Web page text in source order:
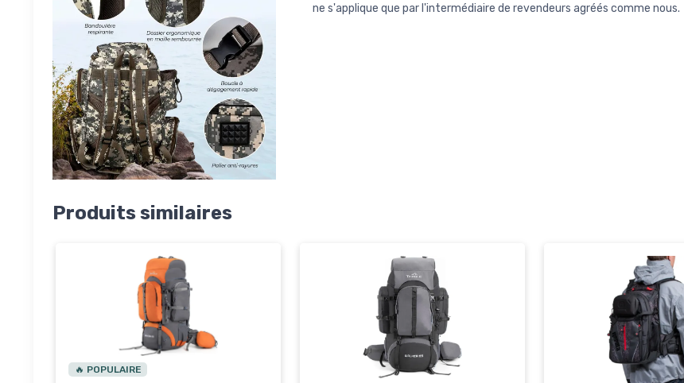
ne s'applique que par l'intermédiaire de revendeurs agréés comme nous.
Produits similaires
🔥 POPULAIRE